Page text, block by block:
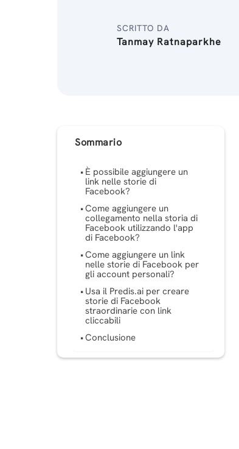
SCRITTO DA
Tanmay Ratnaparkhe
Sommario
È possibile aggiungere un
link nelle storie di
Facebook?
Come aggiungere un
collegamento nella storia di
Facebook utilizzando l'app
di Facebook?
Come aggiungere un link
nelle storie di Facebook per
gli account personali?
Usa il Predis.ai per creare
storie di Facebook
straordinarie con link
cliccabili
Conclusione